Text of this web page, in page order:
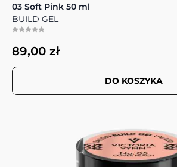
03 Soft Pink 50 ml
BUILD GEL
89,00 zł
DO KOSZYKA